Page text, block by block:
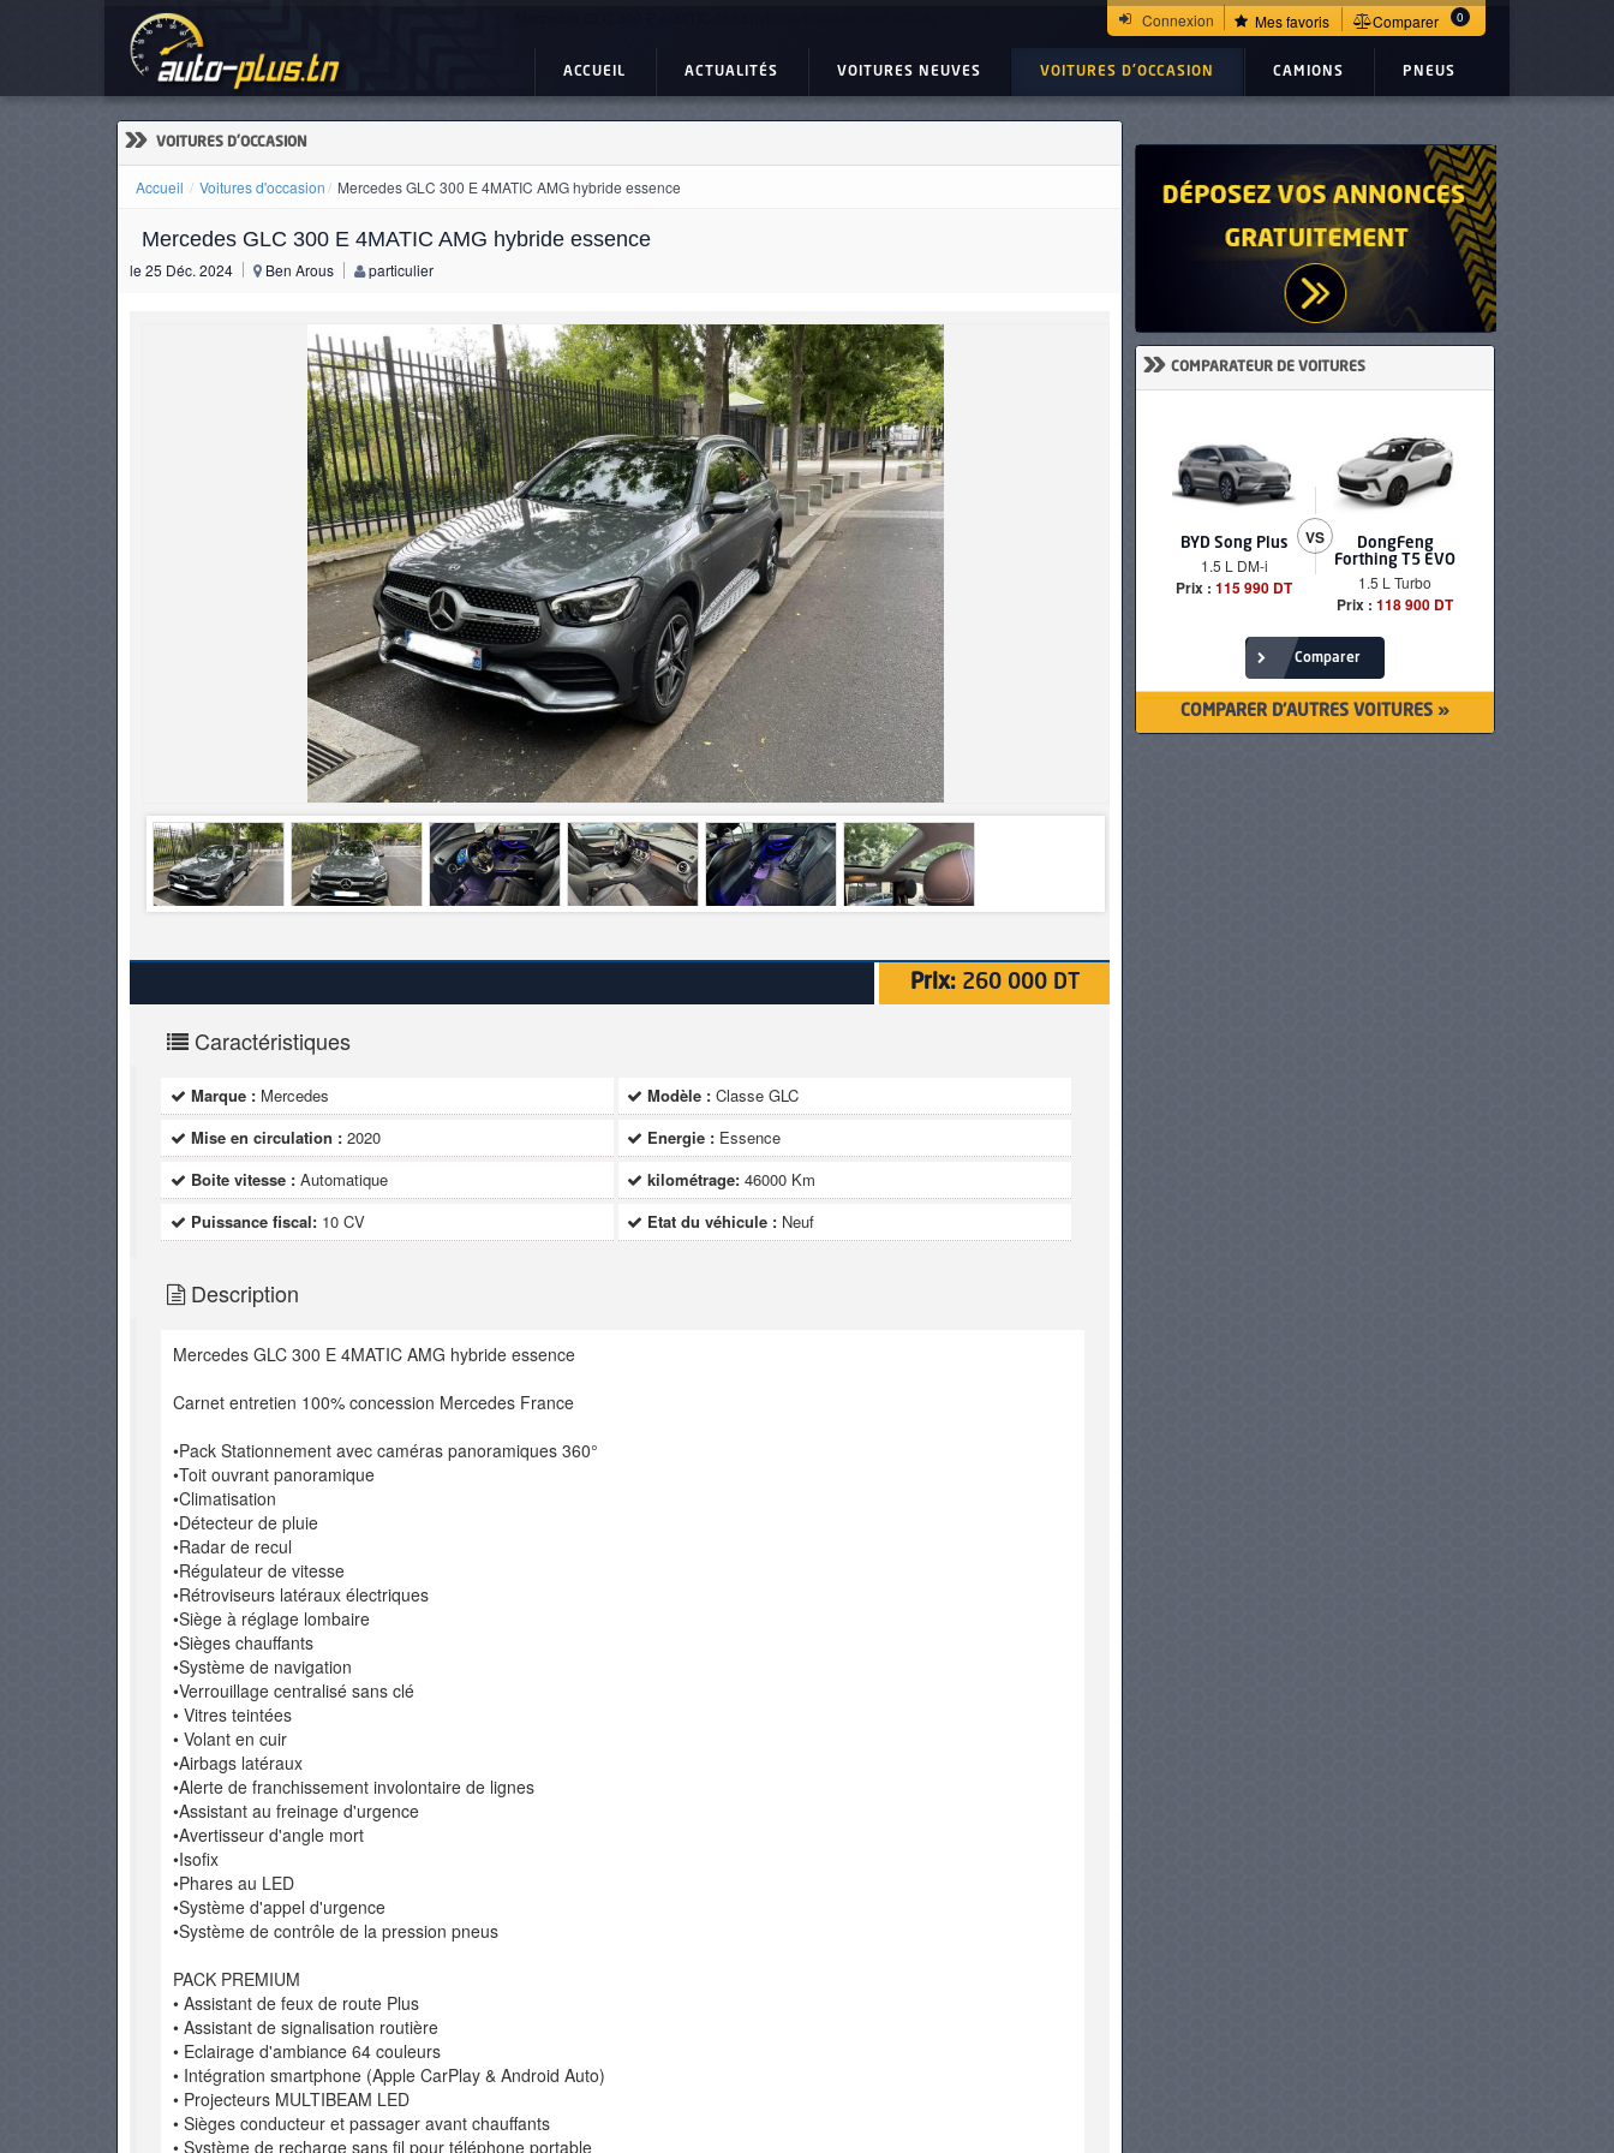
Connexion Mes favoris Comparer 0
ACCUEIL ACTUALITÉS VOITURES NEUVES VOITURES D'OCCASION CAMIONS PNEUS
» VOITURES D'OCCASION
Accueil Voitures d'occasion Mercedes GLC 300 E 4MATIC AMG hybride essence
Mercedes GLC 300 E 4MATIC AMG hybride essence
le 25 Déc. 2024 Ben Arous particulier
Prix: 260 000 DT
Caractéristiques
Marque : Mercedes Modèle : Classe GLC
Mise en circulation : 2020 Energie : Essence
Boite vitesse : Automatique kilométrage: 46000 Km
Puissance fiscal: 10 CV Etat du véhicule : Neuf
Description
Mercedes GLC 300 E 4MATIC AMG hybride essence
Carnet entretien 100% concession Mercedes France
•Pack Stationnement avec caméras panoramiques 360°
•Toit ouvrant panoramique
•Climatisation
•Détecteur de pluie
•Radar de recul
•Régulateur de vitesse
•Rétroviseurs latéraux électriques
•Siège à réglage lombaire
•Sièges chauffants
•Système de navigation
•Verrouillage centralisé sans clé
• Vitres teintées
• Volant en cuir
•Airbags latéraux
•Alerte de franchissement involontaire de lignes
•Assistant au freinage d'urgence
•Avertisseur d'angle mort
•Isofix
•Phares au LED
•Système d'appel d'urgence
•Système de contrôle de la pression pneus
PACK PREMIUM
• Assistant de feux de route Plus
• Assistant de signalisation routière
• Eclairage d'ambiance 64 couleurs
• Intégration smartphone (Apple CarPlay & Android Auto)
• Projecteurs MULTIBEAM LED
• Sièges conducteur et passager avant chauffants
• Système de recharge sans fil pour téléphone portable
» COMPARATEUR DE VOITURES
BYD Song Plus
1.5 L DM-i
Prix : 115 990 DT
VS
DongFeng
Forthing T5 EVO
1.5 L Turbo
Prix : 118 900 DT
Comparer
COMPARER D'AUTRES VOITURES »
ACTUALITÉS